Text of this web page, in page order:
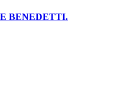
BENEDETTI.